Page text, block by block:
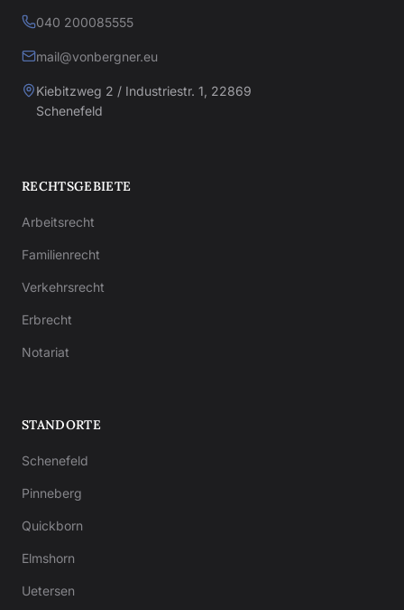
040 200085555
mail@vonbergner.eu
Kiebitzweg 2 / Industriestr. 1, 22869
Schenefeld
RECHTSGEBIETE
Arbeitsrecht
Familienrecht
Verkehrsrecht
Erbrecht
Notariat
STANDORTE
Schenefeld
Pinneberg
Quickborn
Elmshorn
Uetersen